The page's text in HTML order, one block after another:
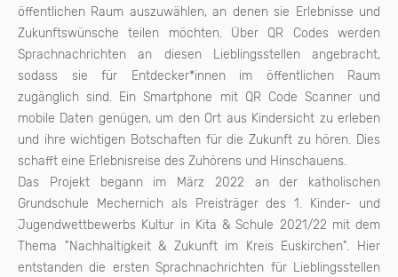
öffentlichen Raum auszuwählen, an denen sie Erlebnisse und
Zukunftswünsche teilen möchten. Über QR Codes werden
Sprachnachrichten an diesen Lieblingsstellen angebracht,
sodass sie für Entdecker*innen im öffentlichen Raum
zugänglich sind. Ein Smartphone mit QR Code Scanner und
mobile Daten genügen, um den Ort aus Kindersicht zu erleben
und ihre wichtigen Botschaften für die Zukunft zu hören. Dies
schafft eine Erlebnisreise des Zuhörens und Hinschauens.
Das Projekt begann im März 2022 an der katholischen
Grundschule Mechernich als Preisträger des 1. Kinder- und
Jugendwettbewerbs Kultur in Kita & Schule 2021/22 mit dem
Thema "Nachhaltigkeit & Zukunft im Kreis Euskirchen". Hier
entstanden die ersten Sprachnachrichten für Lieblingsstellen